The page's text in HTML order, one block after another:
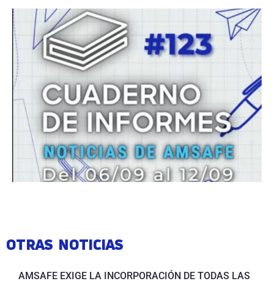
OTRAS NOTICIAS
AMSAFE EXIGE LA INCORPORACIÓN DE TODAS LAS